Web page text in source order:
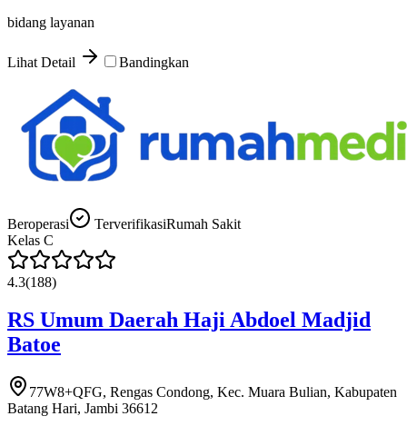
bidang layanan
Lihat Detail Bandingkan
Beroperasi TerverifikasiRumah Sakit
Kelas C
4.3(188)
RS Umum Daerah Haji Abdoel Madjid
Batoe
77W8+QFG, Rengas Condong, Kec. Muara Bulian, Kabupaten
Batang Hari, Jambi 36612